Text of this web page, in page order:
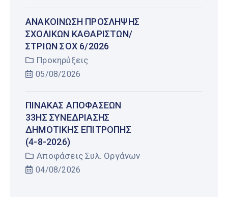
AΝΑΚΟΙΝΩΣΗ ΠΡΟΣΛΗΨΗΣ
ΣΧΟΛΙΚΩΝ ΚΑΘΑΡΙΣΤΩΝ/
ΣΤΡΙΩΝ ΣΟΧ 6/2026
Προκηρύξεις
05/08/2026
ΠΊΝΑΚΑΣ ΑΠΟΦΆΣΕΩΝ
33ΗΣ ΣΥΝΕΔΡΊΑΣΗΣ
ΔΗΜΟΤΙΚΉΣ ΕΠΙΤΡΟΠΉΣ
(4-8-2026)
Αποφάσεις Συλ. Οργάνων
04/08/2026